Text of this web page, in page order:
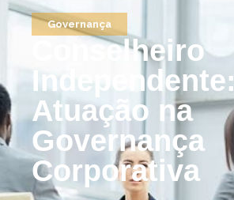
Governança
Conselheiro
Independente:
Atuação na
Governança
Corporativa